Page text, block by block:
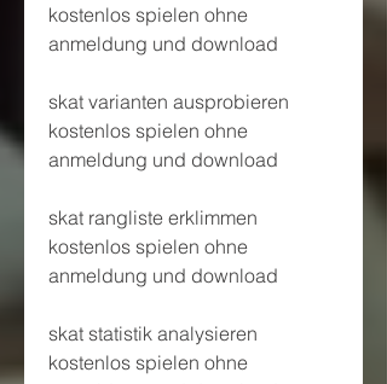
kostenlos spielen ohne
anmeldung und download
skat varianten ausprobieren
kostenlos spielen ohne
anmeldung und download
skat rangliste erklimmen
kostenlos spielen ohne
anmeldung und download
skat statistik analysieren
kostenlos spielen ohne